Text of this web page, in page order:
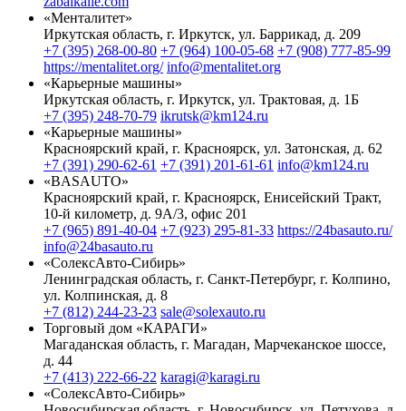
«Менталитет»
Иркутская область, г. Иркутск, ул. Баррикад, д. 209
+7 (395) 268-00-80 +7 (964) 100-05-68 +7 (908) 777-85-99
https://mentalitet.org/ info@mentalitet.org
«Карьерные машины»
Иркутская область, г. Иркутск, ул. Трактовая, д. 1Б
+7 (395) 248-70-79 ikrutsk@km124.ru
«Карьерные машины»
Красноярский край, г. Красноярск, ул. Затонская, д. 62
+7 (391) 290-62-61 +7 (391) 201-61-61 info@km124.ru
«BASAUTO»
Красноярский край, г. Красноярск, Енисейский Тракт,
10-й километр, д. 9А/3, офис 201
+7 (965) 891-40-04 +7 (923) 295-81-33 https://24basauto.ru/
info@24basauto.ru
«СолексАвто-Сибирь»
Ленинградская область, г. Санкт-Петербург, г. Колпино,
ул. Колпинская, д. 8
+7 (812) 244-23-23 sale@solexauto.ru
Торговый дом «КАРАГИ»
Магаданская область, г. Магадан, Марчеканское шоссе,
д. 44
+7 (413) 222-66-22 karagi@karagi.ru
«СолексАвто-Сибирь»